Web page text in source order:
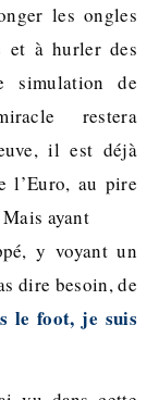
les ongles
et à hurler des
simulation de
restera
il est déjà
l’Euro, au pire
ayant
y voyant un
dire besoin, de
le foot, je suis